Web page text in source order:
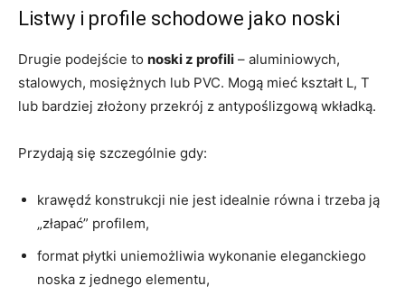
Listwy i profile schodowe jako noski
Drugie podejście to noski z profili – aluminiowych,
stalowych, mosiężnych lub PVC. Mogą mieć kształt L, T
lub bardziej złożony przekrój z antypoślizgową wkładką.
Przydają się szczególnie gdy:
krawędź konstrukcji nie jest idealnie równa i trzeba ją
„złapać” profilem,
format płytki uniemożliwia wykonanie eleganckiego
noska z jednego elementu,